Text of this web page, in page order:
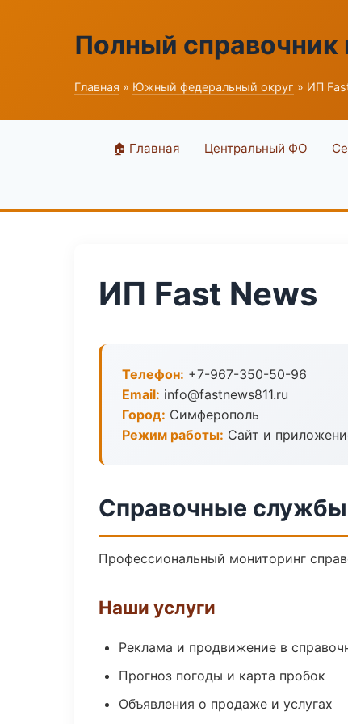
Полный справочник
Главная » Южный федеральный округ » ИП
🏠 Главная Центральный ФО
ИП Fast News
Телефон: +7-967-350-50-96
Email: info@fastnews811.ru
Город: Симферополь
Режим работы: Сайт и
Справочные
Профессиональный мониторинг
Наши услуги
Реклама и продвижение в
Прогноз погоды и карта пробок
Объявления о продаже и услугах